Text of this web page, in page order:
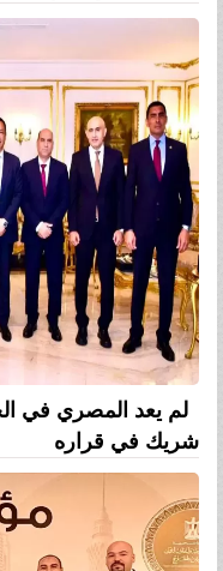
لم يعد المصري في
شريك في قراره